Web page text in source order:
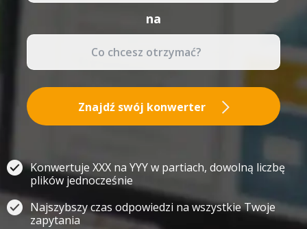
na
Znajdź swój konwerter
Konwertuje XXX na YYY w partiach, dowolną liczbę
plików jednocześnie
Najszybszy czas odpowiedzi na wszystkie Twoje
zapytania